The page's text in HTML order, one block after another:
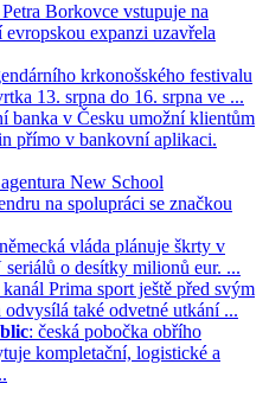
Borkovce vstupuje na
expanzi uzavřela
krkonošského festivalu
13. srpna do 16. srpna ve ...
banka v Česku umožní klientům
přímo v bankovní aplikaci.
New School
na spolupráci se značkou
vláda plánuje škrty v
o desítky milionů eur. ...
Prima sport ještě před svým
také odvetné utkání ...
: česká pobočka obřího
kompletační, logistické a